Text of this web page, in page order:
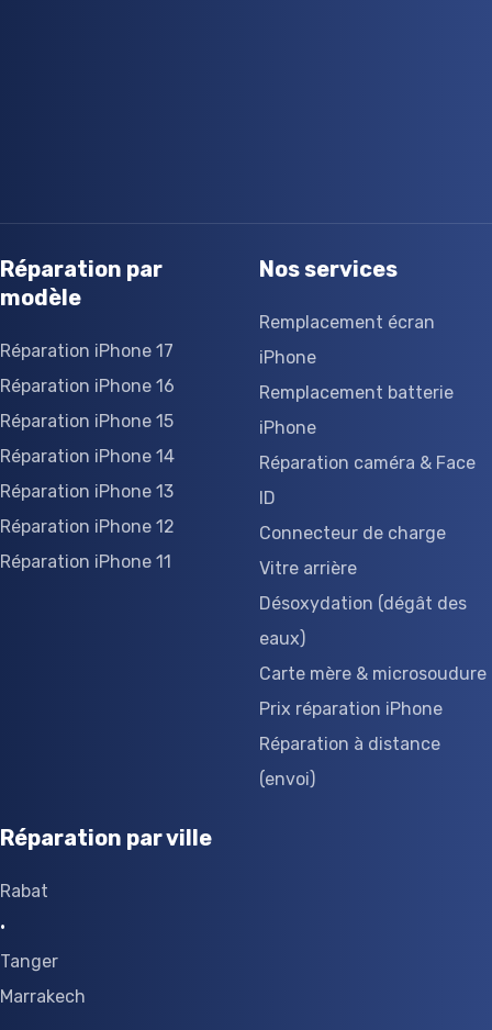
Réparation par
modèle
Réparation iPhone 17
Réparation iPhone 16
Réparation iPhone 15
Réparation iPhone 14
Réparation iPhone 13
Réparation iPhone 12
Réparation iPhone 11
Nos services
Remplacement écran
iPhone
Remplacement batterie
iPhone
Réparation caméra & Face
ID
Connecteur de charge
Vitre arrière
Désoxydation (dégât des
eaux)
Carte mère & microsoudure
Prix réparation iPhone
Réparation à distance
(envoi)
Réparation par ville
Rabat
·
Tanger
Marrakech